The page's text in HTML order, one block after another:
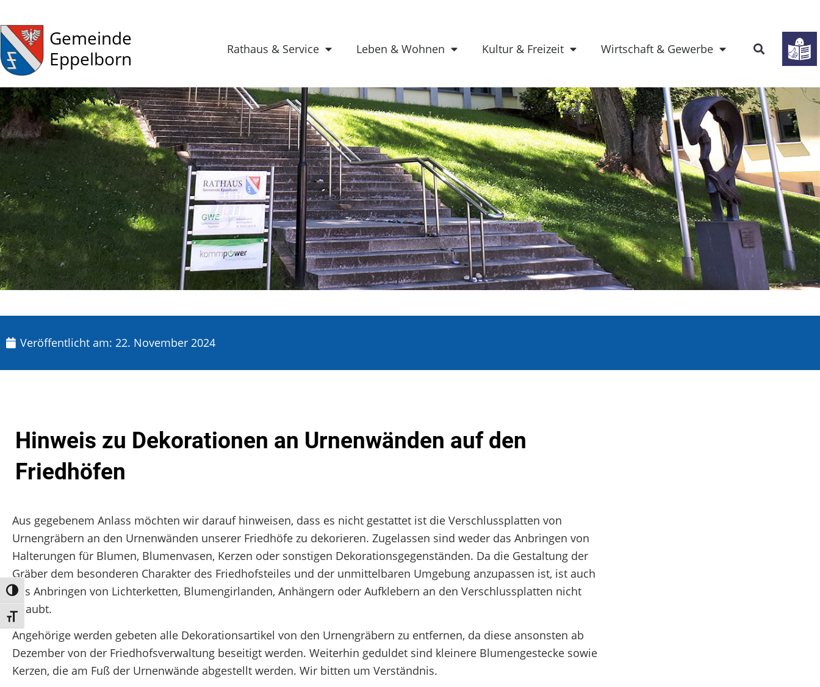
Umschalten auf hohe Kontraste
Schrift vergrößern
Gemeinde
Eppelborn
Rathaus & Service Leben & Wohnen Kultur & Freizeit Wirtschaft & Gewerbe
Veröffentlicht am: 22. November 2024
Hinweis zu Dekorationen an Urnenwänden auf den
Friedhöfen
Aus gegebenem Anlass möchten wir darauf hinweisen, dass es nicht gestattet ist die Verschlussplatten von
Urnengräbern an den Urnenwänden unserer Friedhöfe zu dekorieren. Zugelassen sind weder das Anbringen von
Halterungen für Blumen, Blumenvasen, Kerzen oder sonstigen Dekorationsgegenständen. Da die Gestaltung der
Gräber dem besonderen Charakter des Friedhofsteiles und der unmittelbaren Umgebung anzupassen ist, ist auch
das Anbringen von Lichterketten, Blumengirlanden, Anhängern oder Aufklebern an den Verschlussplatten nicht
erlaubt.
Angehörige werden gebeten alle Dekorationsartikel von den Urnengräbern zu entfernen, da diese ansonsten ab
Dezember von der Friedhofsverwaltung beseitigt werden. Weiterhin geduldet sind kleinere Blumengestecke sowie
Kerzen, die am Fuß der Urnenwände abgestellt werden. Wir bitten um Verständnis.